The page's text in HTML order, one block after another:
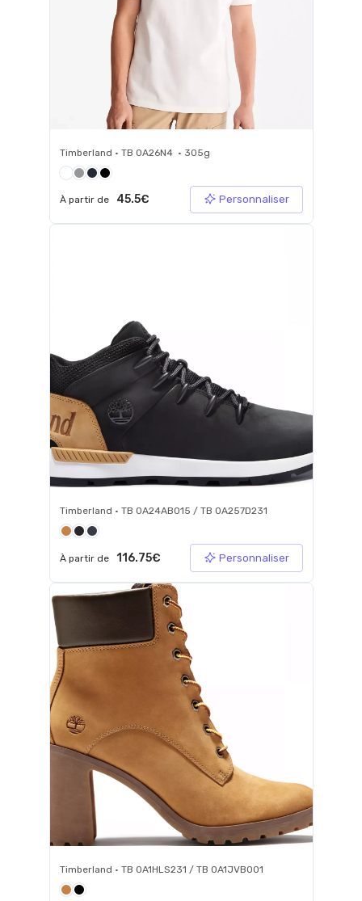
Timberland • TB 0A26N4 • 305g
À partir de 45.5€ Personnaliser
Timberland • TB 0A24AB015 / TB 0A257D231
À partir de 116.75€ Personnaliser
Timberland • TB 0A1HLS231 / TB 0A1JVB001